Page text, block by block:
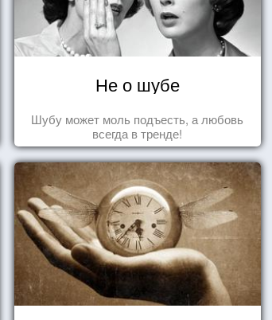
Не о шубе
Шубу может моль подъесть, а любовь
всегда в тренде!